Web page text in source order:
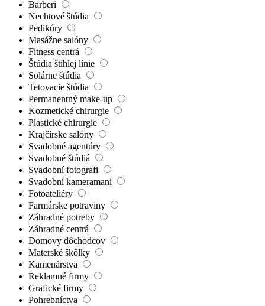
Barberi
Nechtové štúdia
Pedikúry
Masážne salóny
Fitness centrá
Štúdia štíhlej línie
Solárne štúdia
Tetovacie štúdia
Permanentný make-up
Kozmetické chirurgie
Plastické chirurgie
Krajčírske salóny
Svadobné agentúry
Svadobné štúdiá
Svadobní fotografi
Svadobní kameramani
Fotoateliéry
Farmárske potraviny
Záhradné potreby
Záhradné centrá
Domovy dôchodcov
Materské škôlky
Kamenárstva
Reklamné firmy
Grafické firmy
Pohrebníctva